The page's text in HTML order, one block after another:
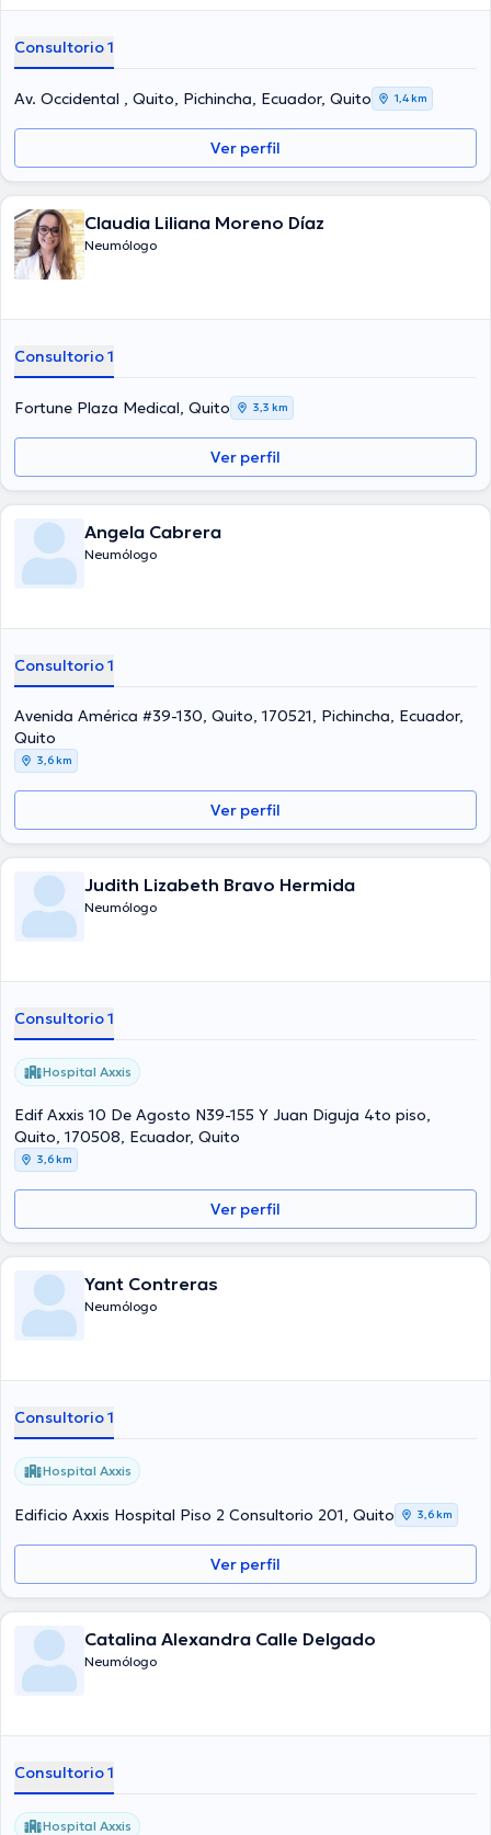
Consultorio 1
Av. Occidental , Quito, Pichincha, Ecuador, Quito 1,4 km
Ver perfil
Claudia Liliana Moreno Díaz
Neumólogo
Consultorio 1
Fortune Plaza Medical, Quito 3,3 km
Ver perfil
Angela Cabrera
Neumólogo
Consultorio 1
Avenida América #39-130, Quito, 170521, Pichincha, Ecuador,
Quito
3,6 km
Ver perfil
Judith Lizabeth Bravo Hermida
Neumólogo
Consultorio 1
Hospital Axxis
Edif Axxis 10 De Agosto N39-155 Y Juan Diguja 4to piso,
Quito, 170508, Ecuador, Quito
3,6 km
Ver perfil
Yant Contreras
Neumólogo
Consultorio 1
Hospital Axxis
Edificio Axxis Hospital Piso 2 Consultorio 201, Quito 3,6 km
Ver perfil
Catalina Alexandra Calle Delgado
Neumólogo
Consultorio 1
Hospital Axxis